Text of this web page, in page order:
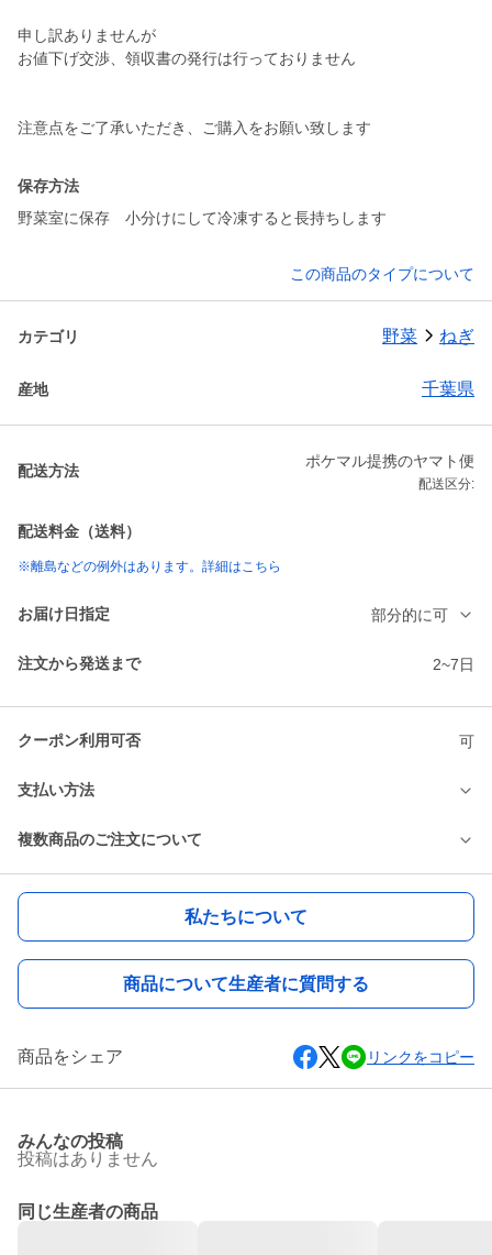
申し訳ありませんが
お値下げ交渉、領収書の発行は行っておりません
保存方法
野菜室に保存 小分けにして冷凍すると長持ちします
この商品のタイプについて
カテゴリ 野菜 ねぎ
産地 千葉県
配送方法
ポケマル提携のヤマト便
配送区分:
配送料金（送料）
※離島などの例外はあります。詳細はこちら
お届け日指定 部分的に可
注文から発送まで 2~7日
クーポン利用可否 可
支払い方法
複数商品のご注文について
私たちについて
商品について生産者に質問する
商品をシェア リンクをコピー
みんなの投稿
投稿はありません
同じ生産者の商品